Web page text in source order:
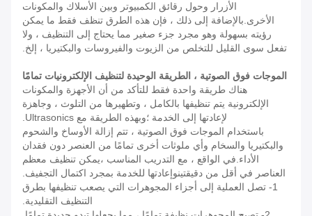
الأزرار وحول رقائق الكمبيوتر وبين الأسلاك والمكونات
الأخرى.بالإضافة إلى ذلك ، فإن هذه الطرق تنظف فقط ما يمكن
رؤيته بسهولة وهو مجرد جزء صغير مما يحتاج إلى التنظيف ، ولا
تفعل سوى القليل للتخلص من الزيوت والفيروسات والبكتيريا ، إلخ.
الموجات فوق الصوتية ، الطريقة الوحيدة لتنظيف الإلكترونيات تمامًا
هناك طريقة واحدة فقط للتأكد من أن الأجهزة والمكونات
الإلكترونية يتم تنظيفها بالكامل ، وتطهيرها من التلوث ، وجاهزة
لإعادتها إلى الخدمة ؛وبهذه الطريقة مع Ultrasonics.
باستخدام الموجات فوق الصوتية ، تتم إزالة الأوساخ والشحوم
والبكتيريا والسخام وأي ملوثات أخرى تمامًا من العنصر دون فقدان
الأداء.في الواقع ، مع التدريب المناسب ،يمكن تنظيف معظم
العناصر في أقل من دقيقتينوإعادتها للخدمة بمجرد اكتمال التجفيف.
1- تصل العملية إلى أجزاء المجوهرات التي يصعب تنظيفها بطرق
التنظيف التقليدية.